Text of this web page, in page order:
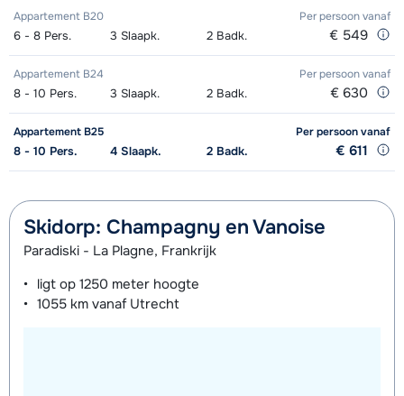
Appartement B20 Per persoonvanaf
6 - 8 Pers. 3 Slaapk. 2 Badk. € 549
Appartement B24 Per persoonvanaf
8 - 10 Pers. 3 Slaapk. 2 Badk. € 630
Appartement B25 Per persoonvanaf
8 - 10 Pers. 4 Slaapk. 2 Badk. € 611
Skidorp: Champagny en Vanoise
Paradiski - La Plagne, Frankrijk
ligt op 1250 meter hoogte
1055 km vanaf Utrecht